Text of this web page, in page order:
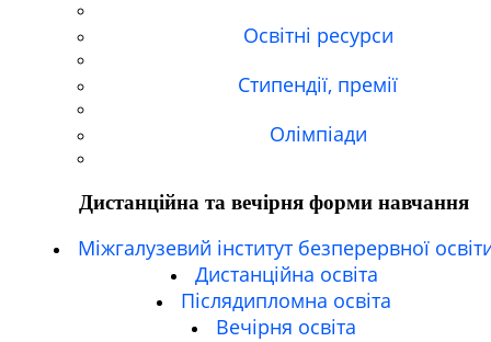
Освітні ресурси
Стипендії, премії
Олімпіади
Дистанційна та вечірня форми навчання
Міжгалузевий інститут безперервної
Дистанційна освіта
Післядипломна освіта
Вечірня освіта